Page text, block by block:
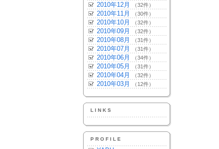
2010年12月 （32件）
2010年11月 （30件）
2010年10月 （32件）
2010年09月 （32件）
2010年08月 （31件）
2010年07月 （31件）
2010年06月 （34件）
2010年05月 （31件）
2010年04月 （32件）
2010年03月 （12件）
LINKS
PROFILE